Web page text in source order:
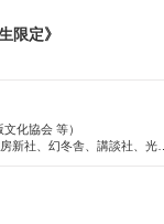
限定》
化協会 等）
新社、幻冬舎、講談社、光文